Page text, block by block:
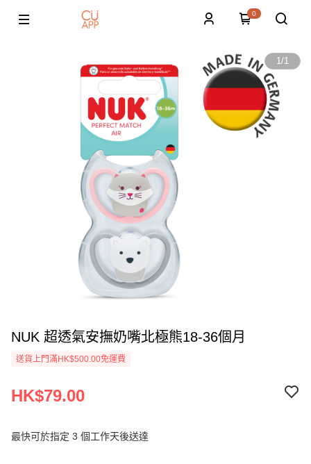
0
1/1
NUK 超透氣安撫奶嘴北極熊18-36個月
送貨上門滿HK$500.00免運費
HK$79.00
最快可於指定 3 個工作天後送達